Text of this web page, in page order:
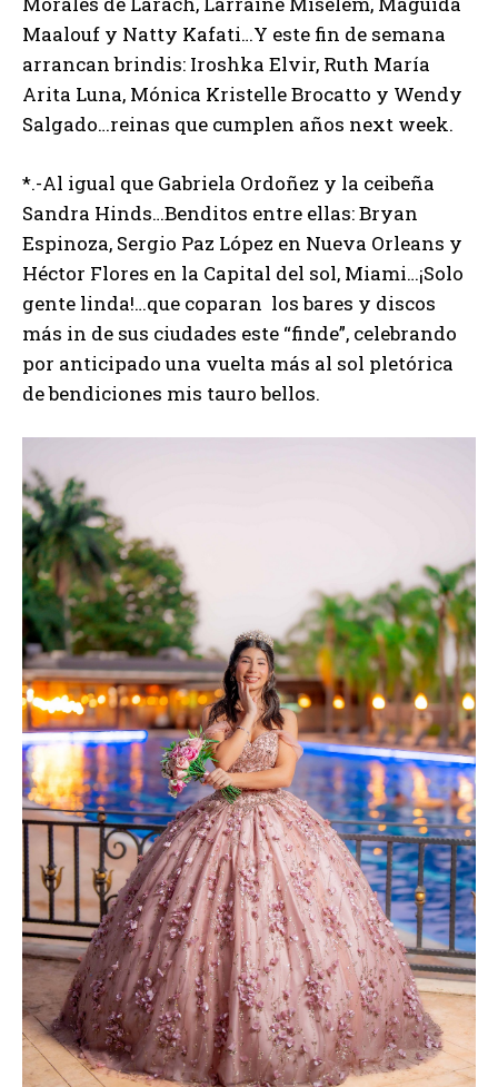
Maalouf y Natty Kafati…Y este fin de semana
arrancan brindis: Iroshka Elvir, Ruth María
Arita Luna, Mónica Kristelle Brocatto y Wendy
Salgado…reinas que cumplen años next week.
*.-Al igual que Gabriela Ordoñez y la ceibeña
Sandra Hinds…Benditos entre ellas: Bryan
Espinoza, Sergio Paz López en Nueva Orleans y
Héctor Flores en la Capital del sol, Miami…¡Solo
gente linda!…que coparan los bares y discos
más in de sus ciudades este “finde”, celebrando
por anticipado una vuelta más al sol pletórica
de bendiciones mis tauro bellos.